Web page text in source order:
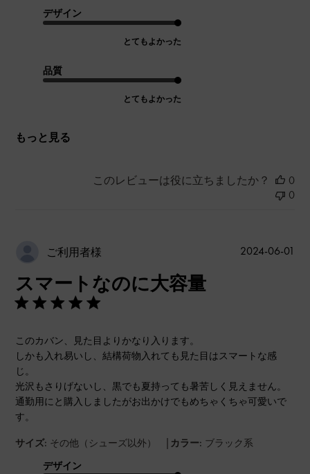
デザイン
とてもよかった
品質
とてもよかった
もっと見る
このレビューは役に立ちましたか？
0
0
ご利用者様
スマートなのに大容量
このカバン、見た目よりかなり入ります。
しかも入れ易いし、結構荷物入れても見た目はスマートな感
じ。
光沢もさりげないし、黒でも夏持っても暑苦しく見えません。
通勤用にと購入しましたがお出かけでもめちゃくちゃ可愛いで
す。
サイズ: その他（シューズ以外） | カラー: ブラック系
デザイン
2024-06-01